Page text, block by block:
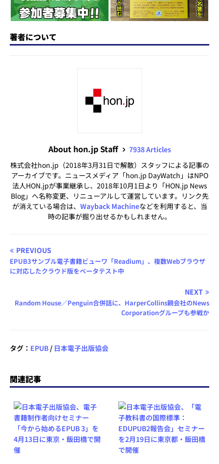
著者について
About hon.jp Staff
7938 Articles
株式会社hon.jp（2018年3月31日で解散）スタッフによる記事の
アーカイブです。ニュースメディア「hon.jp DayWatch」はNPO
法人HON.jpが事業継承し、2018年10月1日より「HON.jp News
Blog」へ名称変更、リニューアルして運営しています。リンク先
が消えている場合は、 Wayback Machineなどを利用すると、当
時の記事が掘り出せるかもしれません。
PREVIOUS
EPUB3サンプル電子書籍ビューワ「Readium」、複数Webブラウザ
に対応したクラウド版をベータテスト中
NEXT
Random House／Penguin合併話に、HarperCollins親会社のNews
Corporationグループも参戦か
タグ： EPUB / 日本電子出版協会
関連記事